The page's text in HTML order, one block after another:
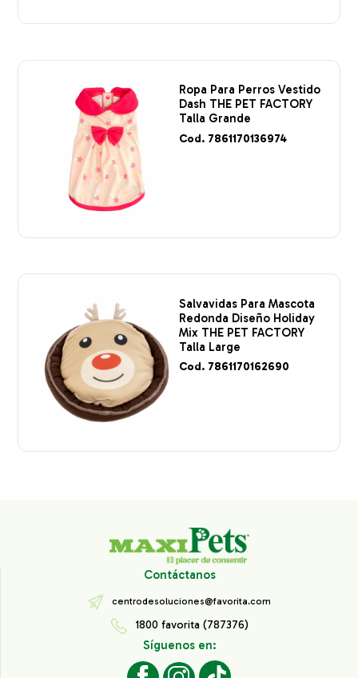
Ropa Para Perros Vestido
Dash THE PET FACTORY
Talla Grande
Cod. 7861170136974
Salvavidas Para Mascota
Redonda Diseño Holiday
Mix THE PET FACTORY
Talla Large
Cod. 7861170162690
Contáctanos
centrodesoluciones@favorita.com
1800 favorita (787376)
Síguenos en: